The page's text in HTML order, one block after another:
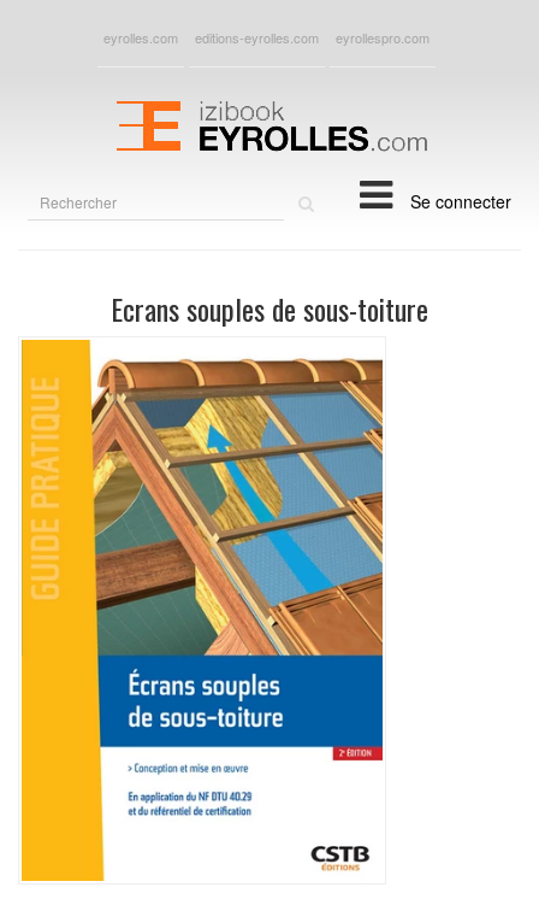
eyrolles.com editions-eyrolles.com eyrollespro.com
Se connecter
Ecrans souples de sous-toiture